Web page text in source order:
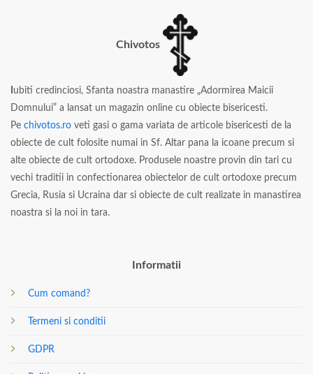
Chivotos
ubiti credinciosi, Sfanta noastra manastire „Adormirea Maicii
Domnului” a lansat un magazin online cu obiecte bisericesti.
Pe chivotos.ro veti gasi o gama variata de articole bisericesti de la
obiecte de cult folosite numai in Sf. Altar pana la icoane precum si
alte obiecte de cult ortodoxe. Produsele noastre provin din tari cu
vechi traditii in confectionarea obiectelor de cult ortodoxe precum
Grecia, Rusia si Ucraina dar si obiecte de cult realizate in manastirea
noastra si la noi in tara.
Informatii
Cum comand?
Termeni si conditii
GDPR